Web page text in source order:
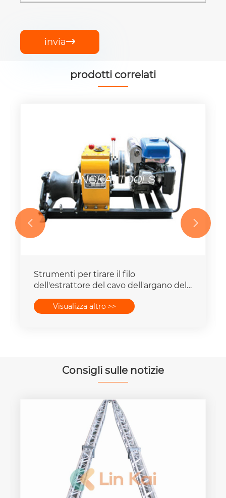
invia
prodotti correlati
Strumenti per tirare il filo
dell'estrattore del cavo dell'argano del
velocitàVisualizza altro >>
 
Consigli sulle notizie